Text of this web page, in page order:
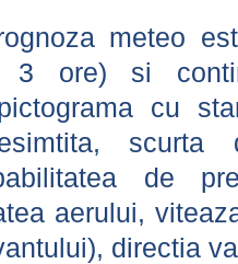
meteo
ore) si
cu
scurta
de
aerului,
directia